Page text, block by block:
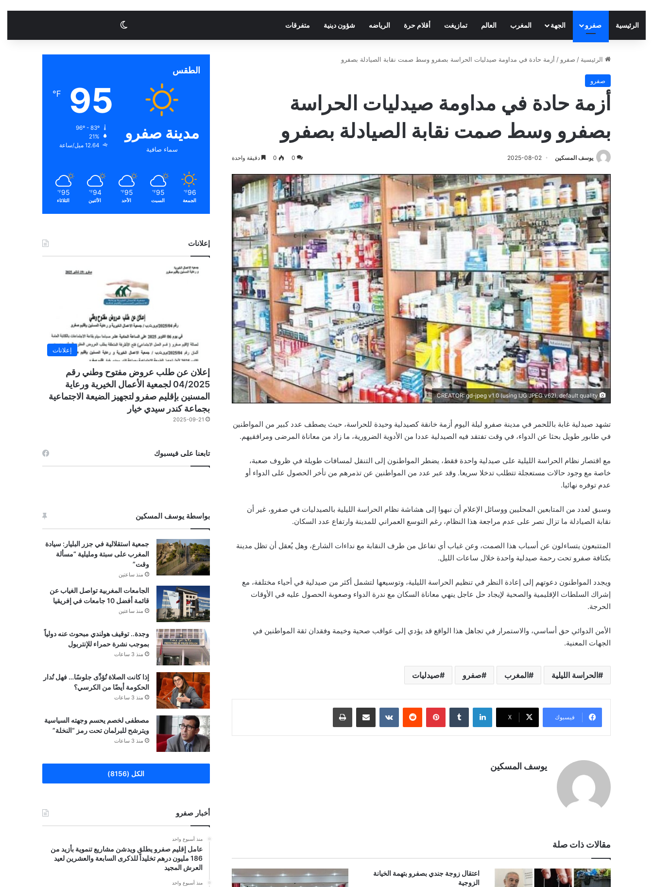
الرئيسية صفرو الجهة المغرب العالم تمازيغت أقلام حرة الرياضه شؤون دينية متفرقات الوضع المظلم
الرئيسية / صفرو / أزمة حادة في مداومة صيدليات الحراسة بصفرو وسط صمت نقابة الصيادلة بصفرو
صفرو
أزمة حادة في مداومة صيدليات الحراسة
بصفرو وسط صمت نقابة الصيادلة بصفرو
يوسف المسكين 2025-08-02
0
0 دقيقة واحدة
تشهد صيدلية غابة باللحمر في مدينة صفرو ليلة اليوم أزمة خانقة كصيدلية وحيدة للحراسة، حيث يصطف عدد كبير من المواطنين
في طابور طويل بحثا عن الدواء، في وقت تفتقد فيه الصيدلية عددا من الأدوية الضرورية، ما زاد من معاناة المرضى ومرافقيهم.
مع اقتصار نظام الحراسة الليلية على صيدلية واحدة فقط، يضطر المواطنون إلى التنقل لمسافات طويلة في ظروف صعبة،
خاصة مع وجود حالات مستعجلة تتطلب تدخلا سريعا. وقد عبر عدد من المواطنين عن تذمرهم من تأخر الحصول على الدواء أو
عدم توفره نهائيا.
وسبق لعدد من المتابعين المحليين ووسائل الإعلام أن نبهوا إلى هشاشة نظام الحراسة الليلية بالصيدليات في صفرو، غير أن
نقابة الصيادلة ما تزال تصر على عدم مراجعة هذا النظام، رغم التوسع العمراني للمدينة وارتفاع عدد السكان.
المتتبعون يتساءلون عن أسباب هذا الصمت، وعن غياب أي تفاعل من طرف النقابة مع نداءات الشارع، وهل يُعقل أن تظل مدينة
بكثافة صفرو تحت رحمة صيدلية واحدة خلال ساعات الليل.
ويجدد المواطنون دعوتهم إلى إعادة النظر في تنظيم الحراسة الليلية، وتوسيعها لتشمل أكثر من صيدلية في أحياء مختلفة، مع
إشراك السلطات الإقليمية والصحية لإيجاد حل عاجل ينهي معاناة السكان مع ندرة الدواء وصعوبة الحصول عليه في الأوقات
الحرجة.
الأمن الدوائي حق أساسي، والاستمرار في تجاهل هذا الواقع قد يؤدي إلى عواقب صحية وخيمة وفقدان ثقة المواطنين في
الجهات المعنية.
الحراسة الليلية المغرب صفرو صيدليات
فيسبوك ‫X
لينكدإن بينتيريست مشاركة عبر البريد طباعة
يوسف المسكين
مقالات ذات صلة
اعتقال زوجة جندي بصفرو بتهمة الخيانة
الزوجية
الطقس
مدينة صفرو
سماء صافية
95
℉
21%
12.64 ميل/ساعة
96
℉
الجمعة
95
℉
السبت
95
℉
الأحد
94
℉
الأثنين
95
℉
الثلاثاء
إعلانات
إعلانات
إعلان عن طلب عروض مفتوح وطني رقم
04/2025 لجمعية الأعمال الخيرية ورعاية
المسنين بإقليم صفرو لتجهيز الضيعة الاجتماعية
بجماعة كندر سيدي خيار
2025-09-21
تابعنا على فيسبوك
بواسطة يوسف المسكين
جمعية استقلالية في جزر البليار: سيادة
المغرب على سبتة ومليلية “مسألة
وقت”
منذ ساعتين
الجامعات المغربية تواصل الغياب عن
قائمة أفضل 10 جامعات في إفريقيا
منذ ساعتين
وجدة.. توقيف هولندي مبحوث عنه دولياً
بموجب نشرة حمراء للإنتربول
منذ 3 ساعات
إذا كانت الصلاة تُؤدَّى جلوسًا… فهل تُدار
الحكومة أيضًا من الكرسي؟
منذ 3 ساعات
مصطفى لخصم يحسم وجهته السياسية
ويترشح للبرلمان تحت رمز “النخلة”
منذ 3 ساعات
الكل (8156)
أخبار صفرو
منذ أسبوع واحد
عامل إقليم صفرو يطلق ويدشن مشاريع تنموية بأزيد من
186 مليون درهم تخليداً للذكرى السابعة والعشرين لعيد
العرش المجيد
منذ أسبوع واحد